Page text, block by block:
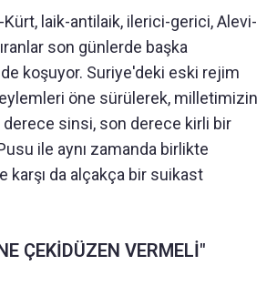
Kürt, laik-antilaik, ilerici-gerici, Alevi-
son günlerde başka
koşuyor. Suriye'deki eski rejim
eylemleri öne sürülerek, milletimizin
sinsi, son derece kirli bir
ile aynı zamanda birlikte
karşı da alçakça bir suikast
ÇEKİDÜZEN VERMELİ"